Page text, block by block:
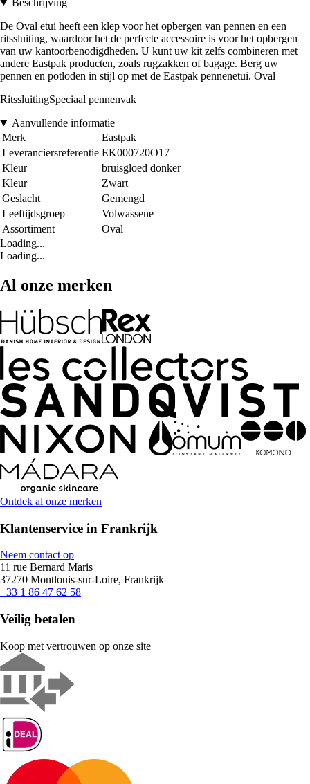
Beschrijving
De Oval etui heeft een klep voor het opbergen van pennen en een
ritssluiting, waardoor het de perfecte accessoire is voor het opbergen
van uw kantoorbenodigdheden. U kunt uw kit zelfs combineren met
andere Eastpak producten, zoals rugzakken of bagage. Berg uw
pennen en potloden in stijl op met de Eastpak pennenetui. Oval
RitssluitingSpeciaal pennenvak
Aanvullende informatie
Merk
Eastpak
Leveranciersreferentie EK000720O17
Kleur
bruisgloed donker
Kleur
Zwart
Geslacht
Gemengd
Leeftijdsgroep
Volwassene
Assortiment
Oval
Loading...
Loading...
Al onze merken
Ontdek al onze merken
Klantenservice in Frankrijk
Neem contact op
11 rue Bernard Maris
37270 Montlouis-sur-Loire, Frankrijk
+33 1 86 47 62 58
Veilig betalen
Koop met vertrouwen op onze site